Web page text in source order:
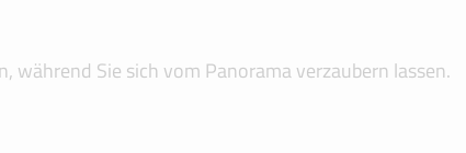
während Sie sich vom Panorama verzaubern lassen.